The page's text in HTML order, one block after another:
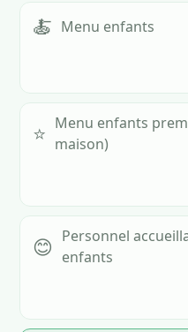
🍝 Menu enfants
⭐ Menu enfants
maison)
😊 Personnel
enfants